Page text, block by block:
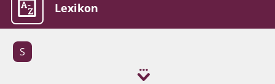
Familie & Medien
Spieletipps & Lernsoftware
Die Jüngsten im Netz
Lexikon
S